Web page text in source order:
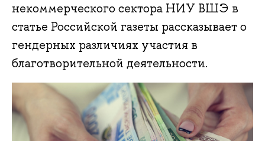
некоммерческого сектора НИУ ВШЭ в
статье Российской газеты рассказывает о
гендерных различиях участия в
благотворительной деятельности.